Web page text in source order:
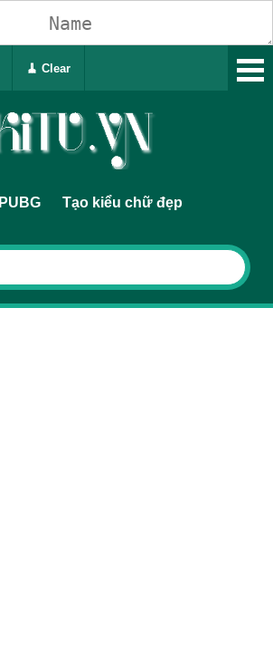
PUBG Tạo kiểu chữ đẹp
🧹 Clear